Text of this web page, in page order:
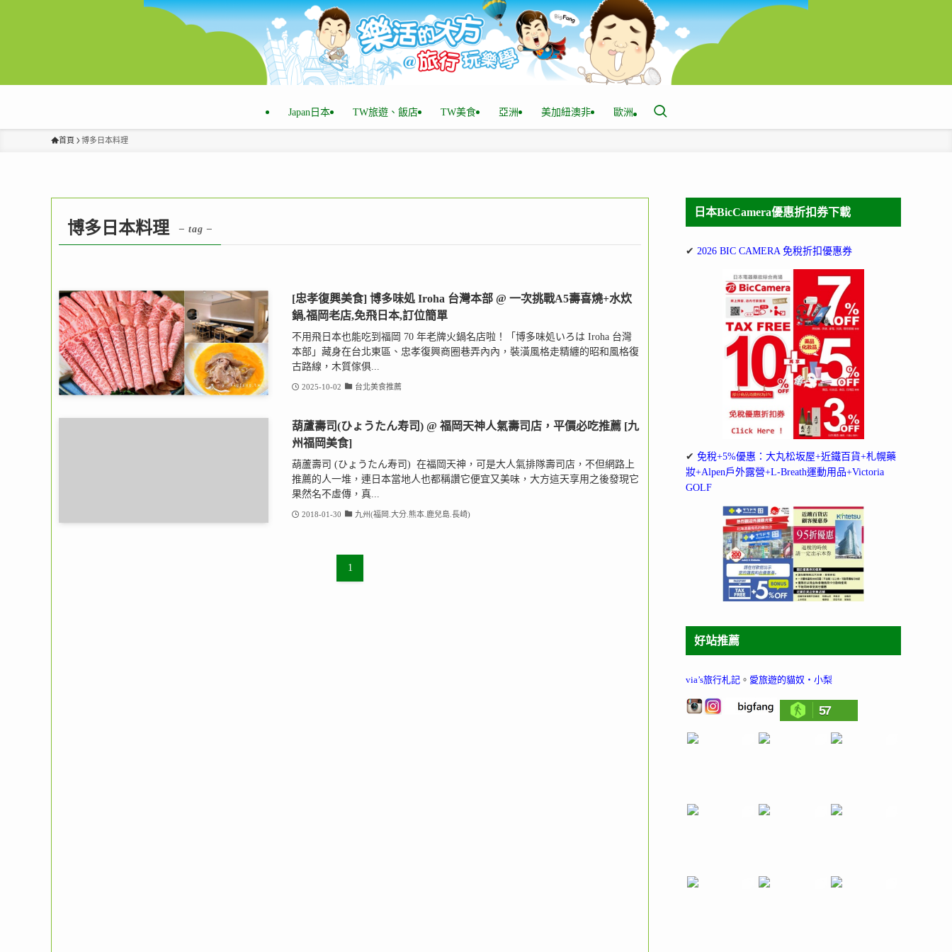
Japan日本 TW旅遊、飯店 TW美食 亞洲 美加紐澳非 歐洲
首頁 博多日本料理
博多日本料理 – tag –
[忠孝復興美食] 博多味処 Iroha 台灣本部 @ 一次挑戰A5壽喜燒+水炊
鍋,福岡老店,免飛日本,訂位簡單
不用飛日本也能吃到福岡 70 年老牌火鍋名店啦！「博多味処いろは Iroha 台灣
本部」藏身在台北東區、忠孝復興商圈巷弄內內，裝潢風格走精纏的昭和風格復
古路線，木質傢俱...
2025-10-02 台北美食推薦
葫蘆壽司(ひょうたん寿司) @ 福岡天神人氣壽司店，平價必吃推薦 [九
州福岡美食]
葫蘆壽司 (ひょうたん寿司) 在福岡天神，可是大人氣排隊壽司店，不但網路上
推薦的人一堆，連日本當地人也都稱讚它便宜又美味，大方這天享用之後發現它
果然名不虛傳，真...
2018-01-30 九州(福岡.大分.熊本.鹿兒島.長崎)
1
日本BicCamera優惠折扣券下載
✔ 2026 BIC CAMERA 免稅折扣優惠券
✔ 免稅+5%優惠：大丸松坂屋+近鐵百貨+札幌藥
妝+Alpen戶外露營+L-Breath運動用品+Victoria
GOLF
好站推薦
via’s旅行札記 。 愛旅遊的貓奴‧小梨
57